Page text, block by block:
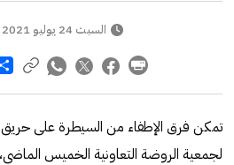
السبت 24 يوليو 2021
تمكن فرق الإطفاء من السيطرة على
لجمعية الروضة التعاونية الخميس